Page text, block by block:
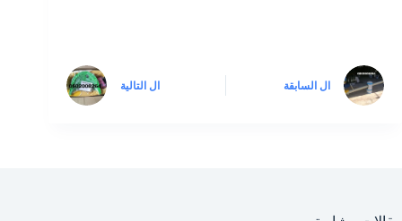
ال السابقة ال التالية